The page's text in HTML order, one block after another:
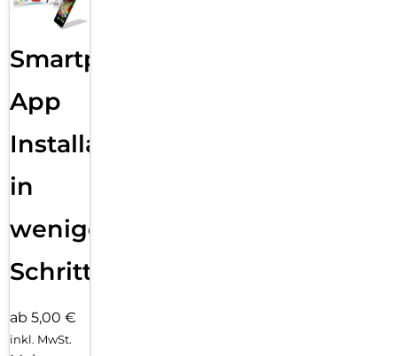
Smartphone
App
Installation
in
wenigen
Schritten
ab 5,00 €
inkl. MwSt.